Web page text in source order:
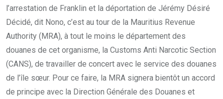
l’arrestation de Franklin et la déportation de Jérémy Désiré
Décidé, dit Nono, c’est au tour de la Mauritius Revenue
Authority (MRA), à tout le moins le département des
douanes de cet organisme, la Customs Anti Narcotic Section
(CANS), de travailler de concert avec le service des douanes
de l’île sœur. Pour ce faire, la MRA signera bientôt un accord
de principe avec la Direction Générale des Douanes et